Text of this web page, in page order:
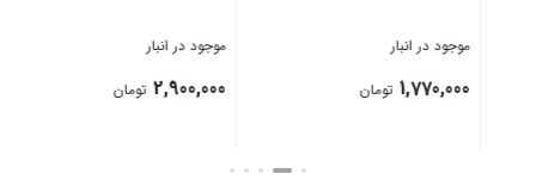
موجود در انبار
1,770,000 تومان
موجود در انبار
2,900,000 تومان
بستن